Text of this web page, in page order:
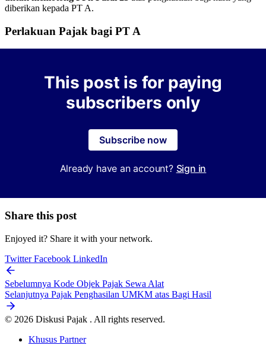
diberikan kepada PT A.
Perlakuan Pajak bagi PT A
This post is for paying
subscribers only
Subscribe now
Already have an account? Sign in
Share this post
Enjoyed it? Share it with your network.
TwitterFacebook LinkedIn
Sebelumnya Kode Objek Pajak Sewa Alat
Selanjutnya Pajak Penghasilan UMKM atas Bagi Hasil
© 2026 Diskusi Pajak . All rights reserved.
Khusus Partner